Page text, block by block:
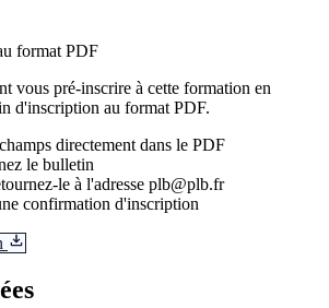
format PDF
vous pré-inscrire à cette formation en
d'inscription au format PDF.
directement dans le PDF
le bulletin
le à l'adresse plb@plb.fr
confirmation d'inscription